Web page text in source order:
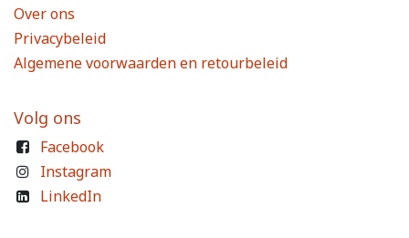
Over ons
Privacybeleid
Algemene voorwaarden en retourbeleid
Volg ons
Facebook
Instagram
LinkedIn